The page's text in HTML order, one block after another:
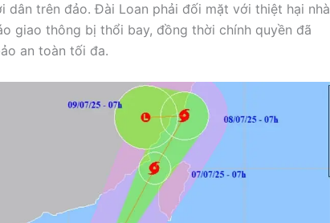
dân trên đảo. Đài Loan phải đối mặt với thiệt hại nhà
giao thông bị thổi bay, đồng thời chính quyền đã
an toàn tối đa.